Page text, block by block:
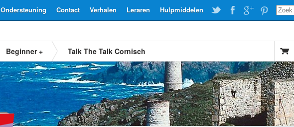
Hulpmiddelen
Leraren
Verhalen
Contact
Ondersteuning
Beginner + Talk The Talk Cornisch